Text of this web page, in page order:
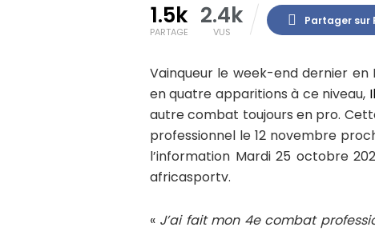
1.5k
PARTAGE
2.4k
VUS
Partager sur
Vainqueur le week-end dernier
en quatre apparitions à ce niveau,
autre combat toujours en pro.
professionnel le 12 novembre
l’information Mardi 25 octobre
africasportv.
« J’ai fait mon 4e combat